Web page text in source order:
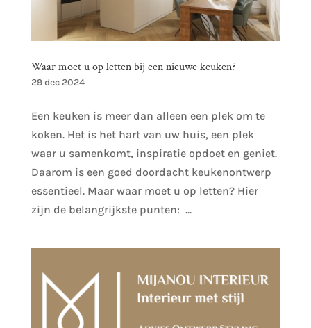
Waar moet u op letten bij een nieuwe keuken?
29 dec 2024
Een keuken is meer dan alleen een plek om te
koken. Het is het hart van uw huis, een plek
waar u samenkomt, inspiratie opdoet en geniet.
Daarom is een goed doordacht keukenontwerp
essentieel. Maar waar moet u op letten? Hier
zijn de belangrijkste punten: ...